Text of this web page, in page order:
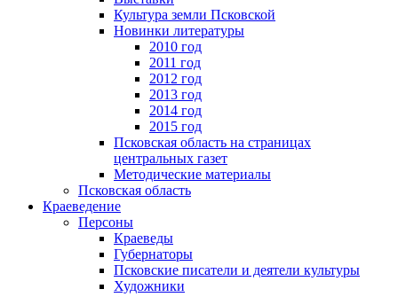
Культура земли Псковской
Новинки литературы
2010 год
2011 год
2012 год
2013 год
2014 год
2015 год
Псковская область на страницах
центральных газет
Методические материалы
Псковская область
Краеведение
Персоны
Краеведы
Губернаторы
Псковские писатели и деятели культуры
Художники